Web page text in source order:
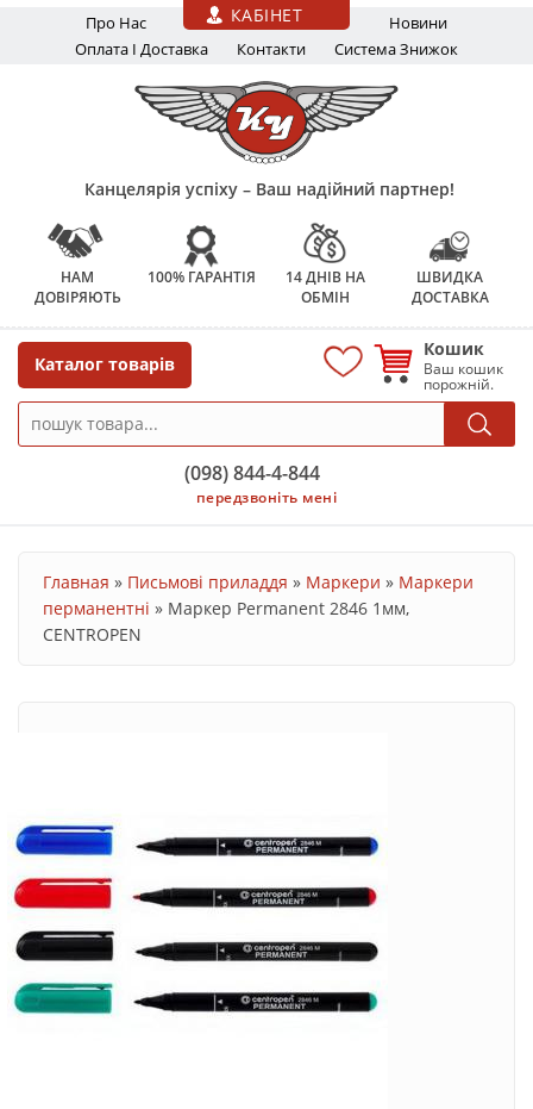
Перейти до основного вмісту
Про Нас
Новини
Оплата І Доставка
Контакти Система Знижок
КАБІНЕТ
Канцелярія успіху – Ваш надійний партнер!
НАМ
ДОВІРЯЮТЬ
100% ГАРАНТІЯ
14 ДНІВ НА
ОБМІН
ШВИДКА
ДОСТАВКА
Каталог товарів
(098) 844-4-844
передзвоніть мені
Кошик
Ваш кошик
порожній.
Ви є тут
Главная » Письмові приладдя » Маркери » Маркери
перманентні » Маркер Permanent 2846 1мм,
CENTROPEN